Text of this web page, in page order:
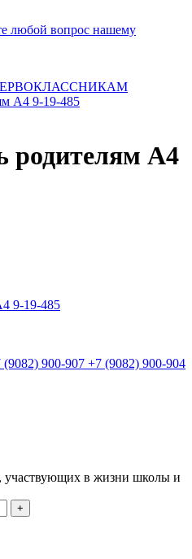
любой вопрос нашему
А4 9-19-485
родителям А4
(9082) 900-907 +7 (9082) 900-904
участвующих в жизни школы и
+